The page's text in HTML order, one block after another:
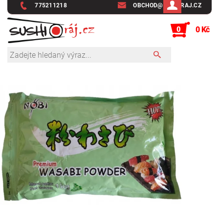
775211218 OBCHOD@SUSHIRAJ.CZ
0 0 Kč